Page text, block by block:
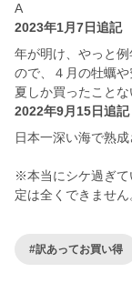
A
2023年1月7日追記
年が明け、やっと
ので、４月の牡蠣や
夏しか買ったことな
2022年9月15日追記
日本一深い海で熟
※本当にシケ過ぎて
定は全くできません
#訳あってお買い得